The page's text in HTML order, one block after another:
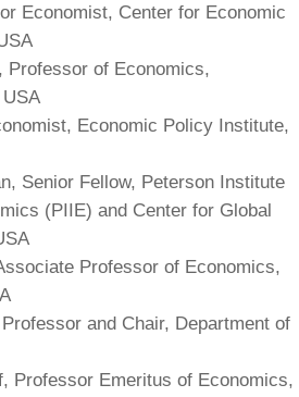
Economist, Center for Economic
Professor of Economics,
Economic Policy Institute,
Senior Fellow, Peterson Institute
(PIIE) and Center for Global
Professor of Economics,
and Chair, Department of
Professor Emeritus of Economics,